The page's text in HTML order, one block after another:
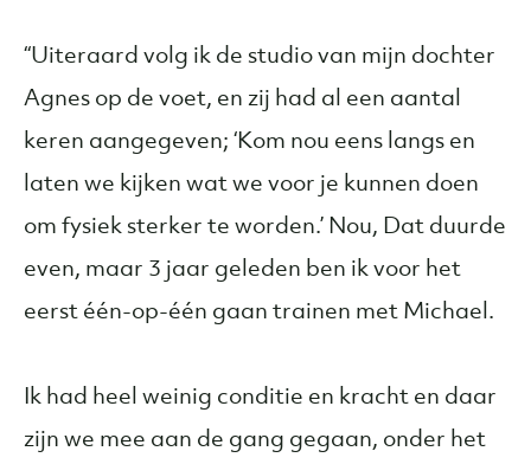
“Uiteraard volg ik de studio van mijn dochter
Agnes op de voet, en zij had al een aantal
keren aangegeven; ‘Kom nou eens langs en
laten we kijken wat we voor je kunnen doen
om fysiek sterker te worden.’ Nou, Dat duurde
even, maar 3 jaar geleden ben ik voor het
eerst één-op-één gaan trainen met Michael.
Ik had heel weinig conditie en kracht en daar
zijn we mee aan de gang gegaan, onder het